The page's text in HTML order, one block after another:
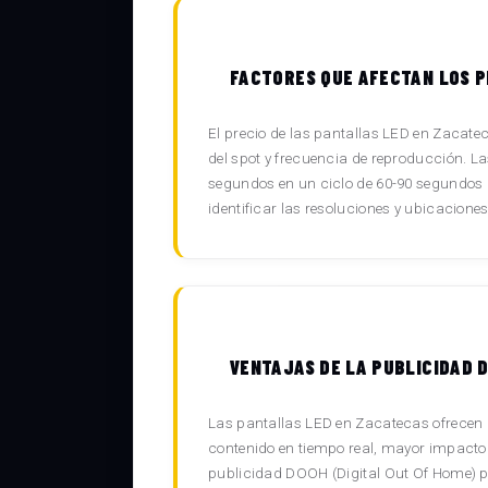
FACTORES QUE AFECTAN LOS
El precio de las pantallas LED en
del spot y frecuencia de reproducción.
segundos en un ciclo de 60-90
identificar las resoluciones y
VENTAJAS DE LA PUBLICIDAD
Las pantallas LED en Zacatecas
contenido en tiempo real, mayor
publicidad DOOH (Digital Out Of